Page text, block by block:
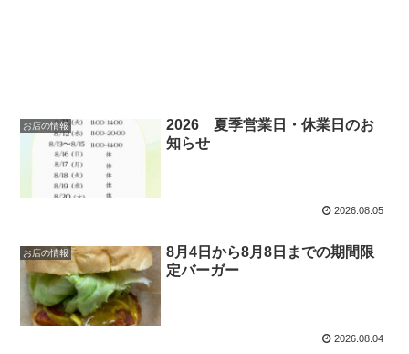
お店の情報
2026 夏季営業日・休業日のお
知らせ
2026.08.05
お店の情報
8月4日から8月8日までの期間限
定バーガー
2026.08.04